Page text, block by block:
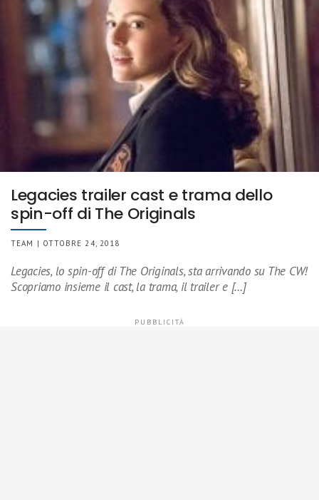
Legacies trailer cast e trama dello
spin-off di The Originals
TEAM | OTTOBRE 24, 2018
Legacies, lo spin-off di The Originals, sta arrivando su The CW!
Scopriamo insieme il cast, la trama, il trailer e […]